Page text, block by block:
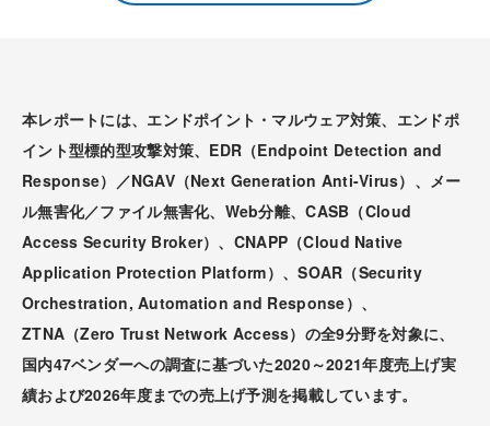
本レポートには、エンドポイント・マルウェア対策、エンドポ
イント型標的型攻撃対策、EDR（Endpoint Detection and
Response）／NGAV（Next Generation Anti-Virus）、メー
ル無害化／ファイル無害化、Web分離、CASB（Cloud
Access Security Broker）、CNAPP（Cloud Native
Application Protection Platform）、SOAR（Security
Orchestration, Automation and Response）、
ZTNA（Zero Trust Network Access）の全9分野を対象に、
国内47ベンダーへの調査に基づいた2020～2021年度売上げ実
績および2026年度までの売上げ予測を掲載しています。